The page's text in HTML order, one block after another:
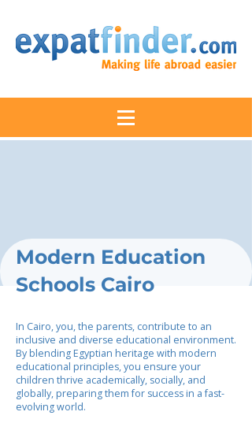
Modern Education
Schools Cairo
In Cairo, you, the parents, contribute to an
inclusive and diverse educational environment.
By blending Egyptian heritage with modern
educational principles, you ensure your
children thrive academically, socially, and
globally, preparing them for success in a fast-
evolving world.